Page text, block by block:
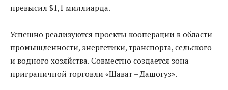
превысил $1,1 миллиарда.
Успешно реализуются проекты кооперации в области
промышленности, энергетики, транспорта, сельского
и водного хозяйства. Совместно создается зона
приграничной торговли «Шават – Дашогуз».